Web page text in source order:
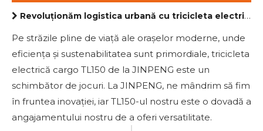
Revoluționăm logistica urbană cu tricicleta electrică de marfă TL150 de la JINPENG
Pe străzile pline de viață ale orașelor moderne, unde
eficiența și sustenabilitatea sunt primordiale, tricicleta
electrică cargo TL150 de la JINPENG este un
schimbător de jocuri. La JINPENG, ne mândrim să fim
în fruntea inovației, iar TL150-ul nostru este o dovadă a
angajamentului nostru de a oferi versatilitate.